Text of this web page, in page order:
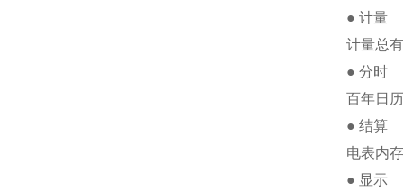
● 计量
计量总有
● 分时
百年日历
● 结算
电表内存
● 显示